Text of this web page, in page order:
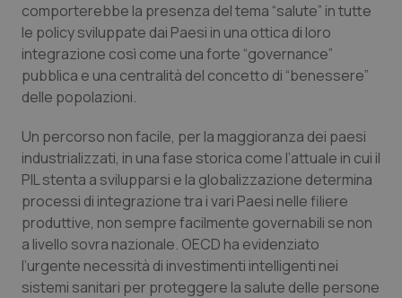
comporterebbe la presenza del tema “salute” in tutte
le policy sviluppate dai Paesi in una ottica di loro
integrazione così come una forte “governance”
pubblica e una centralità del concetto di “benessere”
delle popolazioni.
Un percorso non facile, per la maggioranza dei paesi
industrializzati, in una fase storica come l’attuale in cui il
PIL stenta a svilupparsi e la globalizzazione determina
processi di integrazione tra i vari Paesi nelle filiere
produttive, non sempre facilmente governabili se non
a livello sovra nazionale. OECD ha evidenziato
l’urgente necessità di investimenti intelligenti nei
sistemi sanitari per proteggere la salute delle persone